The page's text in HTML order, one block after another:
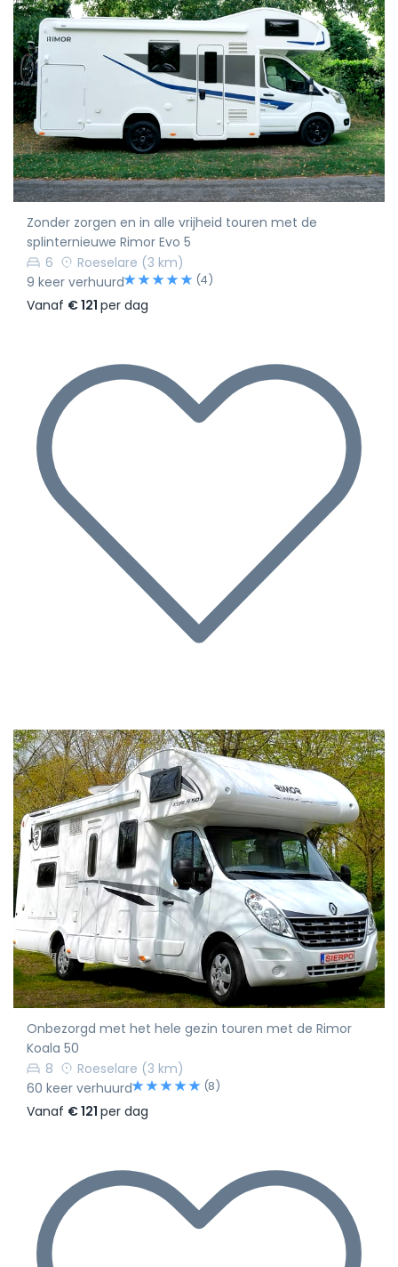
Zonder zorgen en in alle vrijheid touren met de
splinternieuwe Rimor Evo 5
6
Roeselare (3 km)
9 keer verhuurd
(4)
Vanaf € 121 per dag
Onbezorgd met het hele gezin touren met de Rimor
Koala 50
8
Roeselare (3 km)
60 keer verhuurd
(8)
Vanaf € 121 per dag